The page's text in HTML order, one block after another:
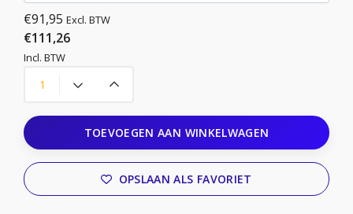
€91,95 Excl. BTW
€111,26
Incl. BTW
TOEVOEGEN AAN WINKELWAGEN
OPSLAAN ALS FAVORIET